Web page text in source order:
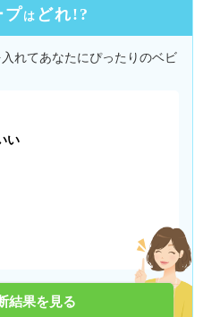
プは どれ!?
れてあなたにぴったりのベビ
い
結果を見る